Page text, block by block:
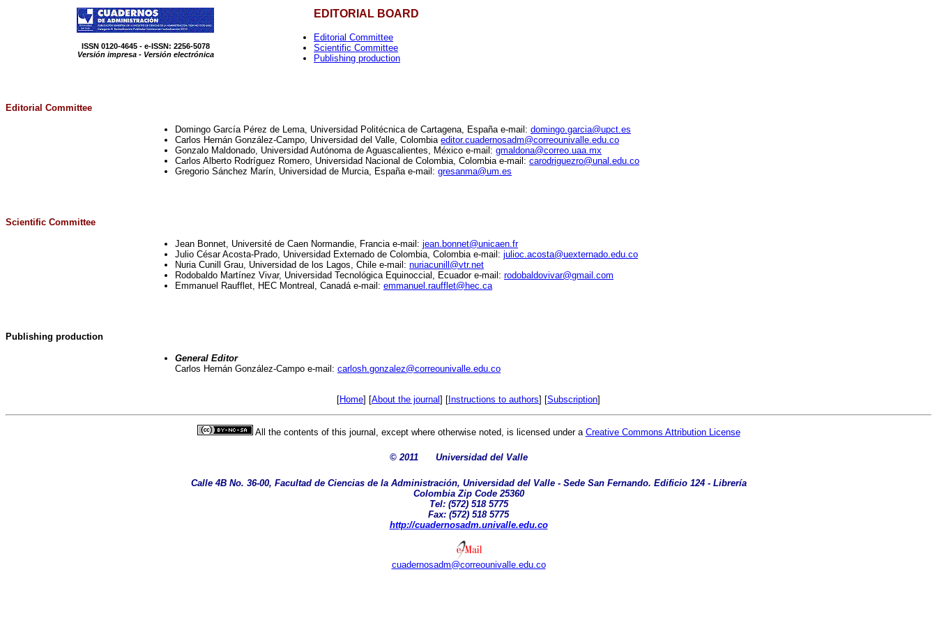
ISSN 0120-4645 - e-ISSN: 2256-5078
Versión impresa - Versión electrónica
EDITORIAL BOARD
Editorial Committee
Scientific Committee
Publishing production
Editorial Committee
Domingo García Pérez de Lema, Universidad Politécnica de Cartagena, España e-mail: domingo.garcia@upct.es
Carlos Hernán González-Campo, Universidad del Valle, Colombia editor.cuadernosadm@correounivalle.edu.co
Gonzalo Maldonado, Universidad Autónoma de Aguascalientes, México e-mail: gmaldona@correo.uaa.mx
Carlos Alberto Rodríguez Romero, Universidad Nacional de Colombia, Colombia e-mail: carodriguezro@unal.edu.co
Gregorio Sánchez Marín, Universidad de Murcia, España e-mail: gresanma@um.es
Scientific Committee
Jean Bonnet, Université de Caen Normandie, Francia e-mail: jean.bonnet@unicaen.fr
Julio César Acosta-Prado, Universidad Externado de Colombia, Colombia e-mail: julioc.acosta@uexternado.edu.co
Nuria Cunill Grau, Universidad de los Lagos, Chile e-mail: nuriacunill@vtr.net
Rodobaldo Martínez Vivar, Universidad Tecnológica Equinoccial, Ecuador e-mail: rodobaldovivar@gmail.com
Emmanuel Raufflet, HEC Montreal, Canadá e-mail: emmanuel.raufflet@hec.ca
Publishing production
General Editor
Carlos Hernán González-Campo e-mail: carlosh.gonzalez@correounivalle.edu.co
[Home] [About the journal] [ Instructions to authors] [Subscription]
All the contents of this journal, except where otherwise noted, is licensed under a Creative Commons Attribution License
© 2011 Universidad del Valle
Calle 4B No. 36-00, Facultad de Ciencias de la Administración, Universidad del Valle - Sede San Fernando. Edificio 124 - Librería
Colombia Zip Code 25360
Tel: (572) 518 5775
Fax: (572) 518 5775
http://cuadernosadm.univalle.edu.co
cuadernosadm@correounivalle.edu.co